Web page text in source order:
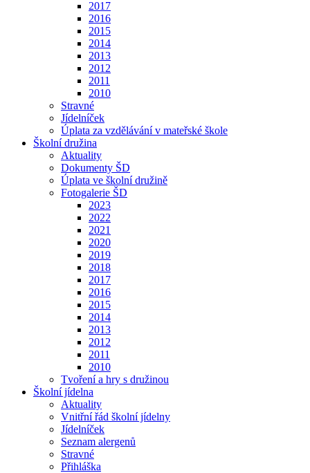
2017
2016
2015
2014
2013
2012
2011
2010
Stravné
Jídelníček
Úplata za vzdělávání v mateřské škole
Školní družina
Aktuality
Dokumenty ŠD
Úplata ve školní družině
Fotogalerie ŠD
2023
2022
2021
2020
2019
2018
2017
2016
2015
2014
2013
2012
2011
2010
Tvoření a hry s družinou
Školní jídelna
Aktuality
Vnitřní řád školní jídelny
Jídelníček
Seznam alergenů
Stravné
Přihláška